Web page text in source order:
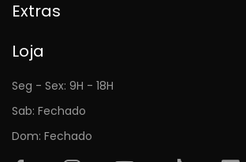
Extras
Loja
Seg - Sex: 9H - 18H
Sab: Fechado
Dom: Fechado